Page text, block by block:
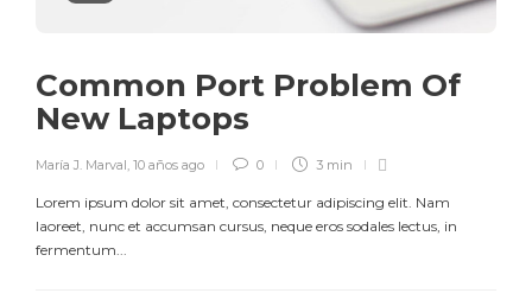
Common Port Problem Of
New Laptops
María J. Marval, 10 años ago 0 3 min
Lorem ipsum dolor sit amet, consectetur adipiscing elit. Nam
laoreet, nunc et accumsan cursus, neque eros sodales lectus, in
fermentum...